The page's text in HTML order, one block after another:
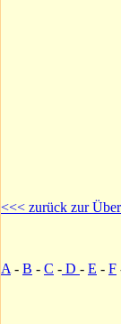
<<< zurück zur
A - B - C - D - E - F